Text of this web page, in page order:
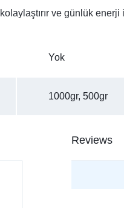
ve günlük enerji
Yok
1000gr, 500gr
Reviews